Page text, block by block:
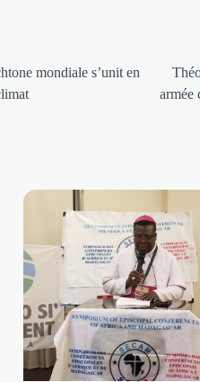
mondiale s’unit en
armée